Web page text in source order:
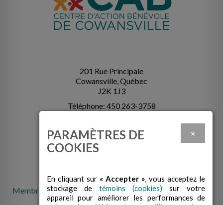
201 Rue Principale
Cowansville, Québec
J2K 1J3
Téléphone: 450 263-3758
Membre de la Fédération des centres d'action bénévole du
Québec
×
PARAMÈTRES DE
COOKIES
En cliquant sur « Accepter », vous acceptez le
stockage de témoins (cookies) sur votre
appareil pour améliorer les performances de